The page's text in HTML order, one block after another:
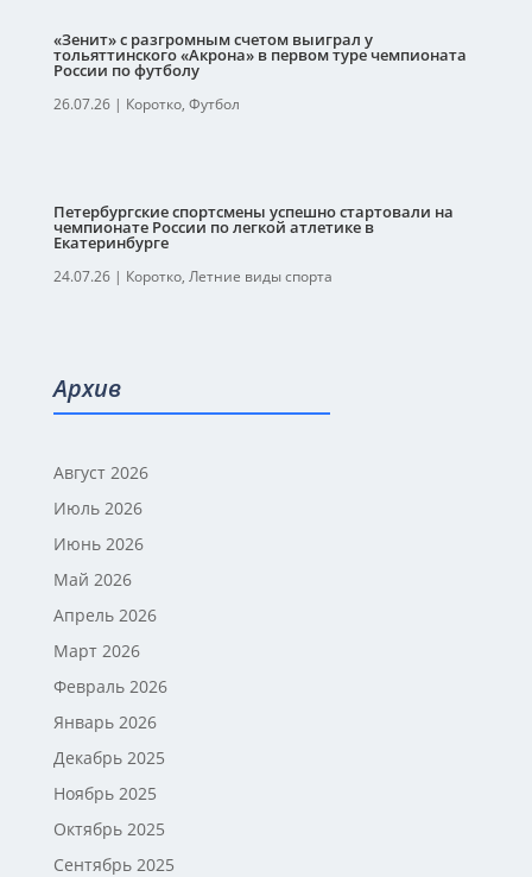
«Зенит» с разгромным счетом выиграл у
тольяттинского «Акрона» в первом туре чемпионата
России по футболу
26.07.26| Коротко, Футбол
Петербургские спортсмены успешно стартовали на
чемпионате России по легкой атлетике в
Екатеринбурге
24.07.26| Коротко, Летние виды спорта
Архив
Август 2026
Июль 2026
Июнь 2026
Май 2026
Апрель 2026
Март 2026
Февраль 2026
Январь 2026
Декабрь 2025
Ноябрь 2025
Октябрь 2025
Сентябрь 2025